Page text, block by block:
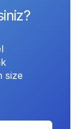
size